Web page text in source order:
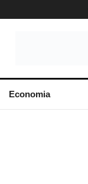
Economia